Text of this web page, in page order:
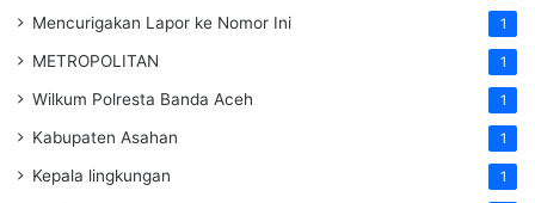
Mencurigakan Lapor ke Nomor Ini 1
METROPOLITAN 1
Wilkum Polresta Banda Aceh 1
Kabupaten Asahan 1
Kepala lingkungan 1